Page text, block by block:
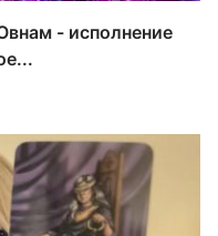
- исполнение